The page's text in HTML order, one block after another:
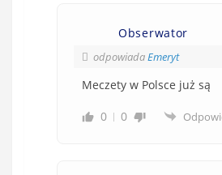
Obserwator
odpowiadaEmeryt
Meczety w Polsce już są
0 0